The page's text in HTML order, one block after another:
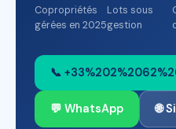
Copropriétés
gérées en 2025
Lots sous
gestion
📞
💬 WhatsApp 🌐